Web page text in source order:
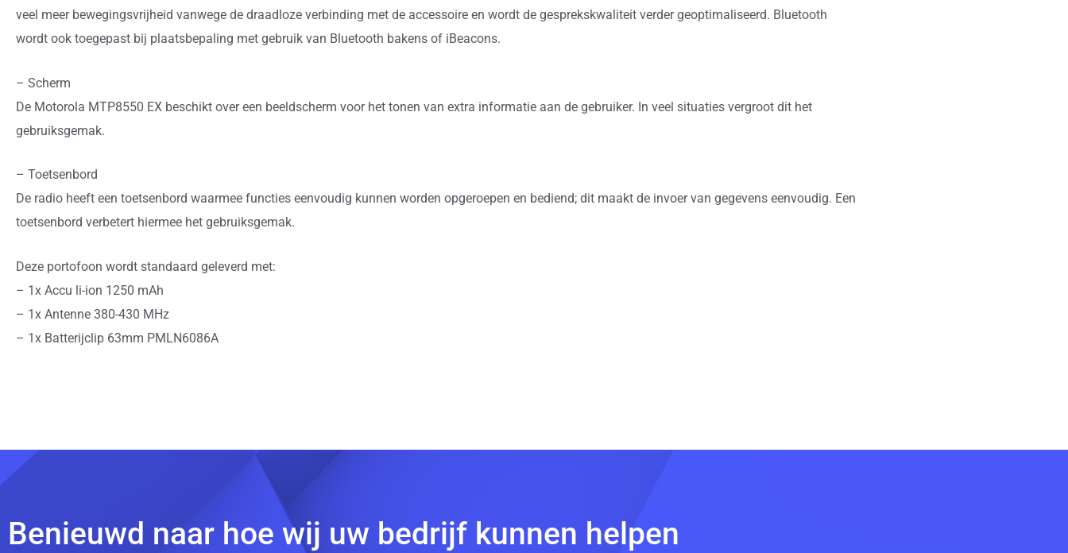
veel meer bewegingsvrijheid vanwege de draadloze verbinding met de accessoire en wordt de gesprekskwaliteit verder geoptimaliseerd. Bluetooth
wordt ook toegepast bij plaatsbepaling met gebruik van Bluetooth bakens of iBeacons.
– Scherm
De Motorola MTP8550 EX beschikt over een beeldscherm voor het tonen van extra informatie aan de gebruiker. In veel situaties vergroot dit het
gebruiksgemak.
– Toetsenbord
De radio heeft een toetsenbord waarmee functies eenvoudig kunnen worden opgeroepen en bediend; dit maakt de invoer van gegevens eenvoudig. Een
toetsenbord verbetert hiermee het gebruiksgemak.
Deze portofoon wordt standaard geleverd met:
– 1x Accu li-ion 1250 mAh
– 1x Antenne 380-430 MHz
– 1x Batterijclip 63mm PMLN6086A
Benieuwd naar hoe wij uw bedrijf kunnen helpen